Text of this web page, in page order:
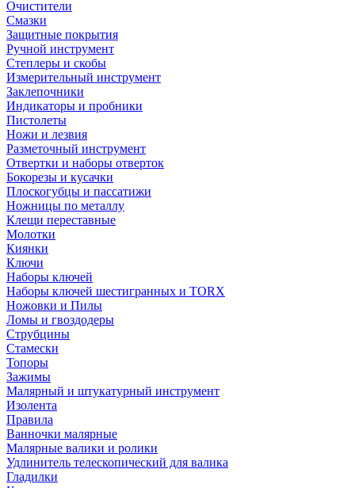
Очистители
Смазки
Защитные покрытия
Ручной инструмент
Степлеры и скобы
Измерительный инструмент
Заклепочники
Индикаторы и пробники
Пистолеты
Ножи и лезвия
Разметочный инструмент
Отвертки и наборы отверток
Бокорезы и кусачки
Плоскогубцы и пассатижи
Ножницы по металлу
Клещи переставные
Молотки
Киянки
Ключи
Наборы ключей
Наборы ключей шестигранных и TORX
Ножовки и Пилы
Ломы и гвоздодеры
Струбцины
Стамески
Топоры
Зажимы
Малярный и штукатурный инструмент
Изолента
Правила
Ванночки малярные
Малярные валики и ролики
Удлинитель телескопический для валика
Гладилки